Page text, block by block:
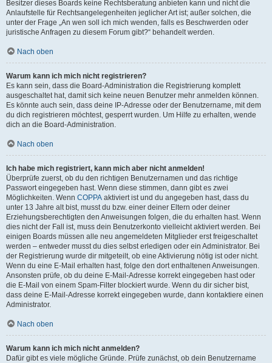
Besitzer dieses Boards keine Rechtsberatung anbieten kann und nicht die
Anlaufstelle für Rechtsangelegenheiten jeglicher Art ist; außer solchen, die
unter der Frage „An wen soll ich mich wenden, falls es Beschwerden oder
juristische Anfragen zu diesem Forum gibt?“ behandelt werden.
Nach oben
Warum kann ich mich nicht registrieren?
Es kann sein, dass die Board-Administration die Registrierung komplett
ausgeschaltet hat, damit sich keine neuen Benutzer mehr anmelden können.
Es könnte auch sein, dass deine IP-Adresse oder der Benutzername, mit dem
du dich registrieren möchtest, gesperrt wurden. Um Hilfe zu erhalten, wende
dich an die Board-Administration.
Nach oben
Ich habe mich registriert, kann mich aber nicht anmelden!
Überprüfe zuerst, ob du den richtigen Benutzernamen und das richtige
Passwort eingegeben hast. Wenn diese stimmen, dann gibt es zwei
Möglichkeiten. Wenn COPPA aktiviert ist und du angegeben hast, dass du
unter 13 Jahre alt bist, musst du bzw. einer deiner Eltern oder deiner
Erziehungsberechtigten den Anweisungen folgen, die du erhalten hast. Wenn
dies nicht der Fall ist, muss dein Benutzerkonto vielleicht aktiviert werden. Bei
einigen Boards müssen alle neu angemeldeten Mitglieder erst freigeschaltet
werden – entweder musst du dies selbst erledigen oder ein Administrator. Bei
der Registrierung wurde dir mitgeteilt, ob eine Aktivierung nötig ist oder nicht.
Wenn du eine E-Mail erhalten hast, folge den dort enthaltenen Anweisungen.
Ansonsten prüfe, ob du deine E-Mail-Adresse korrekt eingegeben hast oder
die E-Mail von einem Spam-Filter blockiert wurde. Wenn du dir sicher bist,
dass deine E-Mail-Adresse korrekt eingegeben wurde, dann kontaktiere einen
Administrator.
Nach oben
Warum kann ich mich nicht anmelden?
Dafür gibt es viele mögliche Gründe. Prüfe zunächst, ob dein Benutzername